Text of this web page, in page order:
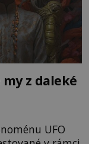
z daleké
UFO